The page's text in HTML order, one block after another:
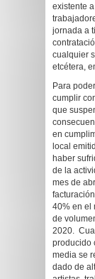
existente
jornada a
cualquier
etcétera,
Para
cumplir
que
en
local
haber
de la
mes de
40% en el
de
2020.
producido
media se
dado de